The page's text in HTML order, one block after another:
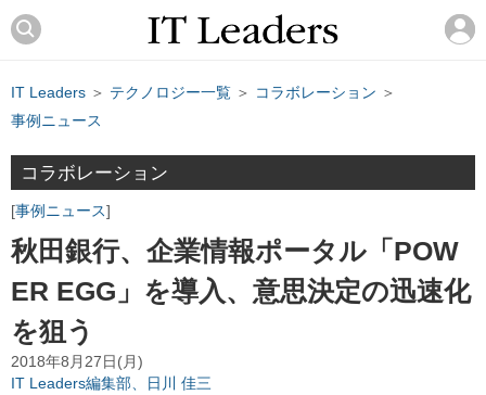
IT Leaders ＞ テクノロジー一覧 ＞ コラボレーション ＞
事例ニュース
コラボレーション
事例ニュース
秋田銀行、企業情報ポータル「POW
ER EGG」を導入、意思決定の迅速化
を狙う
2018年8月27日(月)
IT Leaders編集部、日川 佳三